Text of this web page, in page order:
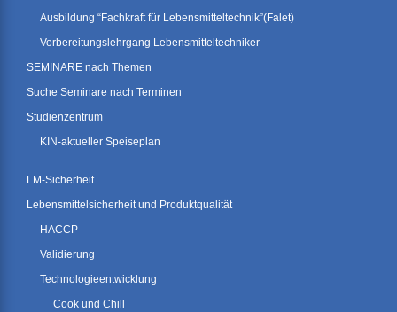
Ausbildung “Fachkraft für Lebensmitteltechnik”(Falet)
Vorbereitungslehrgang Lebensmitteltechniker
SEMINARE nach Themen
Suche Seminare nach Terminen
Studienzentrum
KIN-aktueller Speiseplan
LM-Sicherheit
Lebensmittelsicherheit und Produktqualität
HACCP
Validierung
Technologieentwicklung
Cook und Chill